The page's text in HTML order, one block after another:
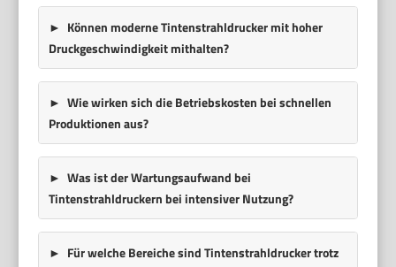
Können moderne Tintenstrahldrucker mit hoher
Druckgeschwindigkeit mithalten?
Wie wirken sich die Betriebskosten bei schnellen
Produktionen aus?
Was ist der Wartungsaufwand bei
Tintenstrahldruckern bei intensiver Nutzung?
Für welche Bereiche sind Tintenstrahldrucker trotz